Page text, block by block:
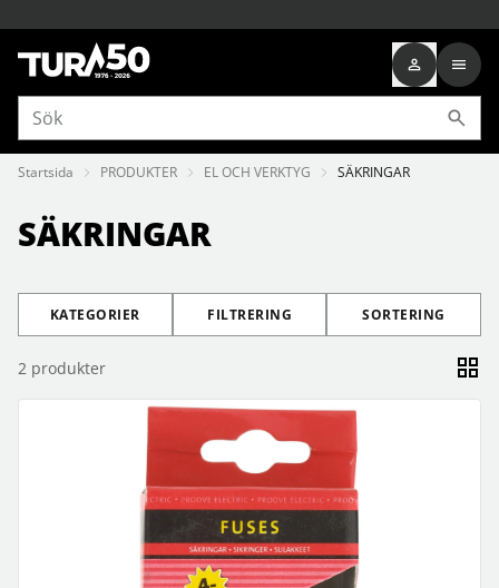
Startsida PRODUKTER EL OCH VERKTYG SÄKRINGAR
SÄKRINGAR
KATEGORIER FILTRERING SORTERING
2 produkter